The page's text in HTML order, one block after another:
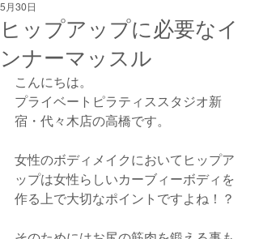
ヒップアップに必要なイ
ンナーマッスル
5月30日
こんにちは。
プライベートピラティススタジオ新
宿・代々木店の高橋です。
女性のボディメイクにおいてヒップア
ップは女性らしいカーブィーボディを
作る上で大切なポイントですよね！？